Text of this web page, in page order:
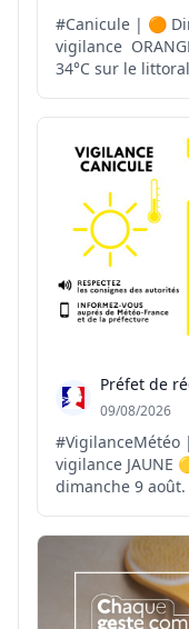
#Canicule | 🟠 Dimanche 9 août, maintien de la
vigilance
34°C sur le littoral et
#Var est en
juillet. 📌
Préfet de
09/08/2026
#VigilanceMétéo
vigilance JAUNE
dimanche 9 août. Suivez l'évolution de la situation
Face aux
réflexes pour
🚰 ...